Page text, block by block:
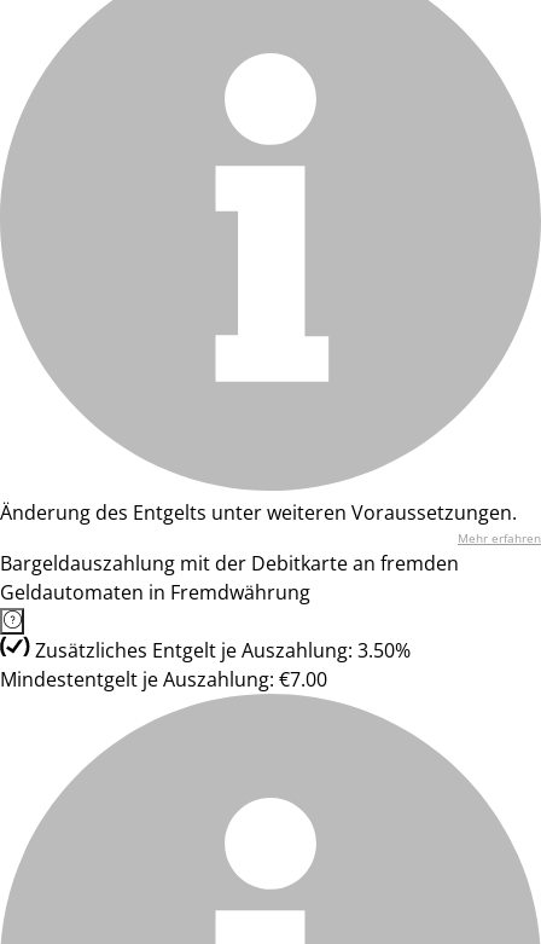
Änderung des Entgelts unter weiteren Voraussetzungen.
Mehr erfahren
Bargeldauszahlung mit der Debitkarte an fremden
Geldautomaten in Fremdwährung
Zusätzliches Entgelt je Auszahlung: 3.50%
Mindestentgelt je Auszahlung: €7.00